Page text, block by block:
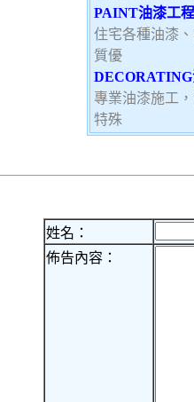
PAINT油漆工程
住宅各種油漆
質優
專業油漆施工
特殊
姓名：
佈告內容：